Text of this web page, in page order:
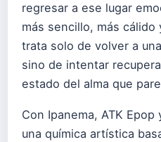
regresar a ese lugar
más sencillo, más
trata solo de volver a
sino de intentar
estado del alma que
Con Ipanema, ATK
una química artística